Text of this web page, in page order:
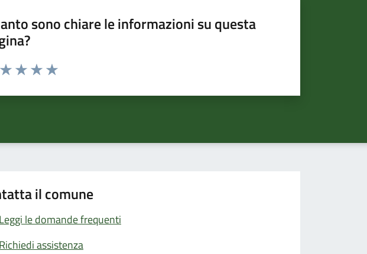
sono chiare le informazioni su questa
da 1 a 5 stelle la pagina
il comune
Leggi le domande frequenti
Richiedi assistenza